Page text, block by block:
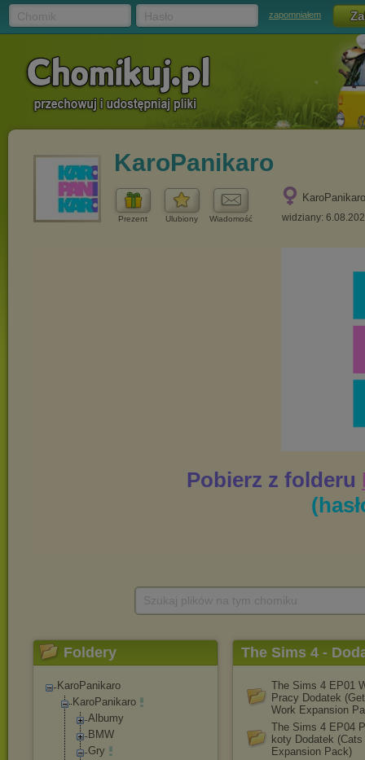
zapomniałem
KaroPanikaro
Prezent Ulubiony Wiadomość
KaroPanikaro
widziany:
Foldery
KaroPanikaro
KaroPanikaro
Albumy
BMW
Gry
The Sims 4 -
The Sims 4 EP01
Pracy Dodatek
Work Expansion
The Sims 4 EP04
koty Dodatek
Expansion Pack)